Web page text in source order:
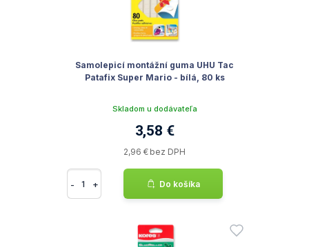
Samolepicí montážní guma UHU Tac
Patafix Super Mario - bílá, 80 ks
Skladom u dodávateľa
3,58 €
2,96 € bez DPH
- + Do košíka